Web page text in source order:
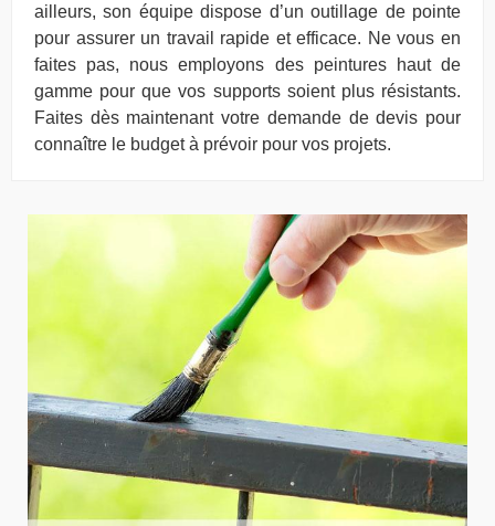
ailleurs, son équipe dispose d’un outillage de pointe
pour assurer un travail rapide et efficace. Ne vous en
faites pas, nous employons des peintures haut de
gamme pour que vos supports soient plus résistants.
Faites dès maintenant votre demande de devis pour
connaître le budget à prévoir pour vos projets.